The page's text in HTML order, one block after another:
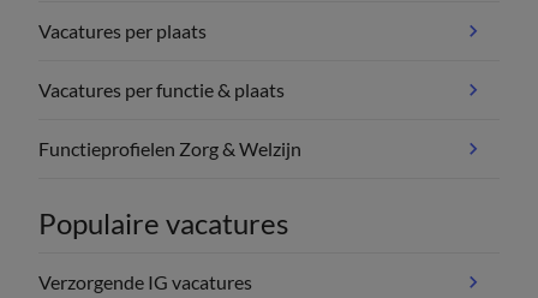
Vacatures per plaats
Vacatures per functie & plaats
Functieprofielen Zorg & Welzijn
Populaire vacatures
Verzorgende IG vacatures